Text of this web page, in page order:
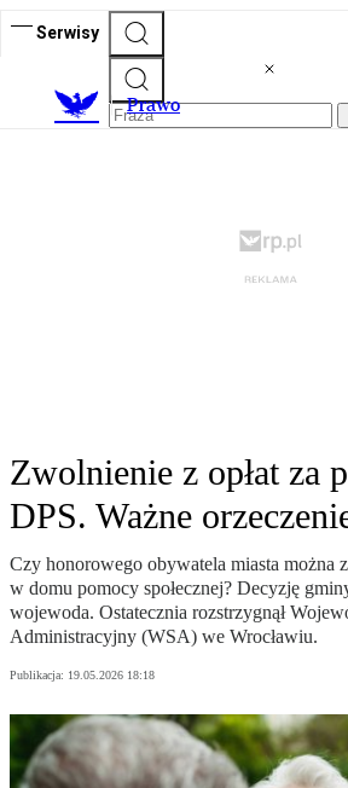
Serwisy
Prawo
Zwolnienie z opłat za
DPS. Ważne
Czy honorowego obywatela miasta można
w domu pomocy społecznej? Decyzję
wojewoda. Ostatecznia rozstrzygnął
Administracyjny (WSA) we Wrocławiu.
Publikacja: 19.05.2026 18:18